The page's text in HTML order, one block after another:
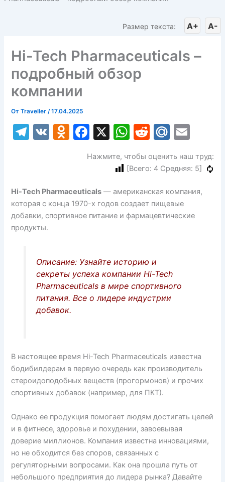
Размер текста: A+ A-
Hi-Tech Pharmaceuticals –
подробный обзор
компании
ОтTraveller /17.04.2025
T
a
m
V
O
kl
a
ni
ki
F
c
b
o
X
W
at
A
p
R
d
t
M
l.
u
ai
Нажмите, чтобы оценить наш труд:
[Всего: 4Средняя: 5]
Hi-Tech Pharmaceuticals — американская компания,
которая с конца 1970-х годов создает пищевые
добавки, спортивное питание и фармацевтические
продукты.
Описание: Узнайте историю и
секреты успеха компании Hi-Tech
Pharmaceuticals в мире спортивного
питания. Все о лидере индустрии
добавок.
В настоящее время Hi-Tech Pharmaceuticals известна
бодибилдерам в первую очередь как производитель
стероидоподобных веществ (прогормонов) и прочих
спортивных добавок (например, для ПКТ).
Однако ее продукция помогает людям достигать целей
и в фитнесе, здоровье и похудении, завоевывая
доверие миллионов. Компания известна инновациями,
но не обходится без споров, связанных с
регуляторными вопросами. Как она прошла путь от
небольшого предприятия до лидера рынка? Давайте